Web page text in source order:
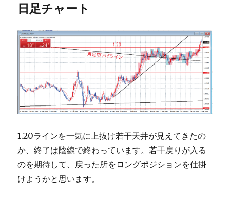
日足チャート
1.20ラインを一気に上抜け若干天井が見えてきたの
か、終了は陰線で終わっています。若干戻りが入る
のを期待して、戻った所をロングポジションを仕掛
けようかと思います。